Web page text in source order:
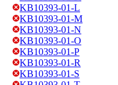
KB10393-01-L
KB10393-01-M
KB10393-01-N
KB10393-01-O
KB10393-01-P
KB10393-01-R
KB10393-01-S